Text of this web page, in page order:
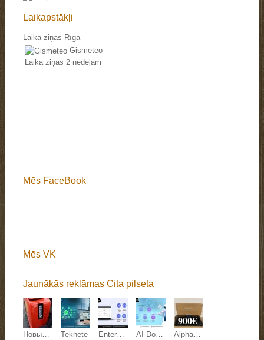
Laikapstākļi
Laika ziņas Rīgā
Gismeteo
Laika ziņas 2 nedēļām
Mēs FaceBook
Mēs VK
Jaunākās reklāmas Cita pilseta
Новый мини-экскаватор QL-18 ECO, 1,8 т — цена договорная Teknete Enterprise Document Extraction Tool: Teknete AI Document Processing Europe: Teknete AlphaTheta XDJ-AZ, AlphaTheta OMNIS-DUO, Pioneer DJ OPUS-QUAD, Pioneer DJ XDJ-RX3, Pioneer XDJ-XZ
900€